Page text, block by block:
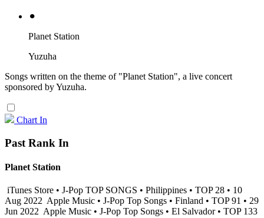
⚫︎
Planet Station
Yuzuha
Songs written on the theme of "Planet Station", a live concert
sponsored by Yuzuha.
Chart In
Past Rank In
Planet Station
iTunes Store • J-Pop TOP SONGS • Philippines • TOP 28 • 10
Aug 2022 Apple Music • J-Pop Top Songs • Finland • TOP 91 • 29
Jun 2022 Apple Music • J-Pop Top Songs • El Salvador • TOP 133